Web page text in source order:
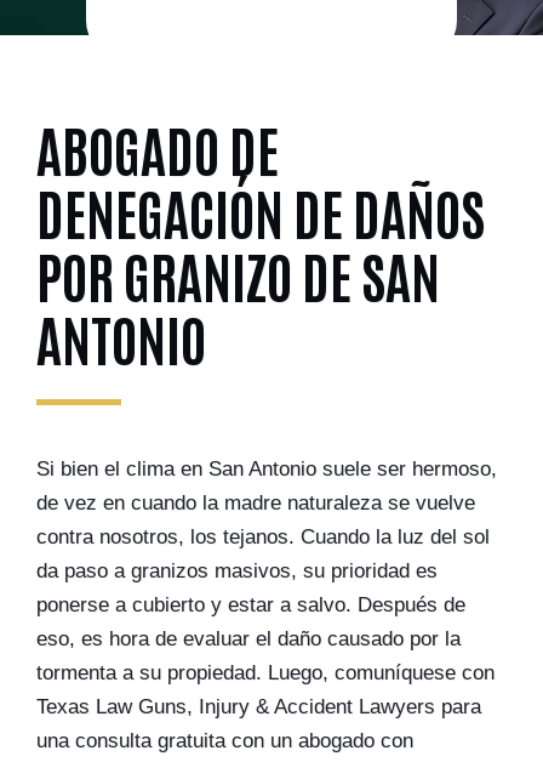
ABOGADO DE
DENEGACIÓN DE DAÑOS
POR GRANIZO DE SAN
ANTONIO
Si bien el clima en San Antonio suele ser hermoso,
de vez en cuando la madre naturaleza se vuelve
contra nosotros, los tejanos. Cuando la luz del sol
da paso a granizos masivos, su prioridad es
ponerse a cubierto y estar a salvo. Después de
eso, es hora de evaluar el daño causado por la
tormenta a su propiedad. Luego, comuníquese con
Texas Law Guns, Injury & Accident Lawyers para
una consulta gratuita con un abogado con